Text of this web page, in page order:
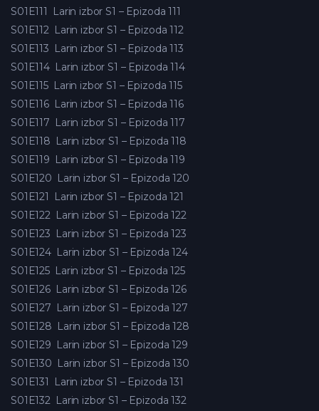
S01E111
Larin izbor S1 – Epizoda 111
S01E112 Larin izbor S1 – Epizoda 112
S01E113 Larin izbor S1 – Epizoda 113
S01E114 Larin izbor S1 – Epizoda 114
S01E115 Larin izbor S1 – Epizoda 115
S01E116 Larin izbor S1 – Epizoda 116
S01E117 Larin izbor S1 – Epizoda 117
S01E118 Larin izbor S1 – Epizoda 118
S01E119 Larin izbor S1 – Epizoda 119
S01E120 Larin izbor S1 – Epizoda 120
S01E121
Larin izbor S1 – Epizoda 121
S01E122 Larin izbor S1 – Epizoda 122
S01E123 Larin izbor S1 – Epizoda 123
S01E124 Larin izbor S1 – Epizoda 124
S01E125 Larin izbor S1 – Epizoda 125
S01E126 Larin izbor S1 – Epizoda 126
S01E127 Larin izbor S1 – Epizoda 127
S01E128 Larin izbor S1 – Epizoda 128
S01E129 Larin izbor S1 – Epizoda 129
S01E130 Larin izbor S1 – Epizoda 130
S01E131
Larin izbor S1 – Epizoda 131
S01E132 Larin izbor S1 – Epizoda 132